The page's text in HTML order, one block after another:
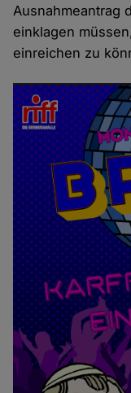
Ausnahmeantrag
einklagen
einreichen zu